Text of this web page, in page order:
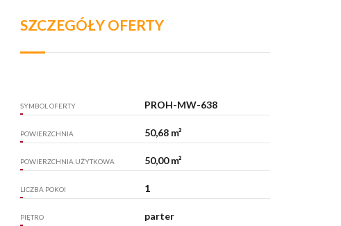
SZCZEGÓŁY OFERTY
SYMBOL OFERTY PROH-MW-638
POWIERZCHNIA 50,68 m²
POWIERZCHNIA UŻYTKOWA 50,00 m²
LICZBA POKOI 1
PIĘTRO parter